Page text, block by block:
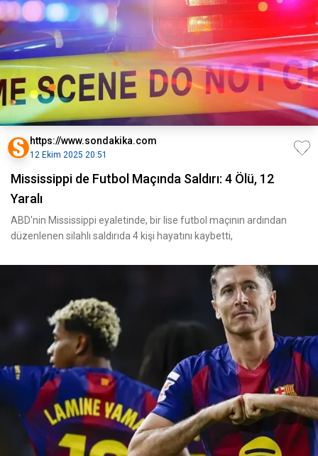
https://www.sondakika.com
12 Ekim 2025 20:51
Mississippi de Futbol Maçında Saldırı: 4 Ölü, 12
Yaralı
ABD'nin Mississippi eyaletinde, bir lise futbol maçının ardından
düzenlenen silahlı saldırıda 4 kişi hayatını kaybetti,